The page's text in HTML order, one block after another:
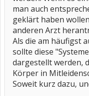
man auch
geklärt haben
anderen Arzt
Als die am häufigst
sollte diese
dargestellt werden,
Körper in
Soweit kurz dazu,